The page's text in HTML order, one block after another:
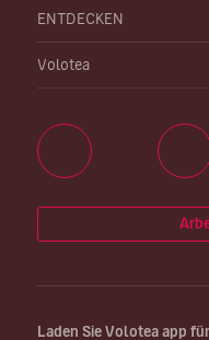
ENTDECKEN
Volotea
Laden Sie Volotea app